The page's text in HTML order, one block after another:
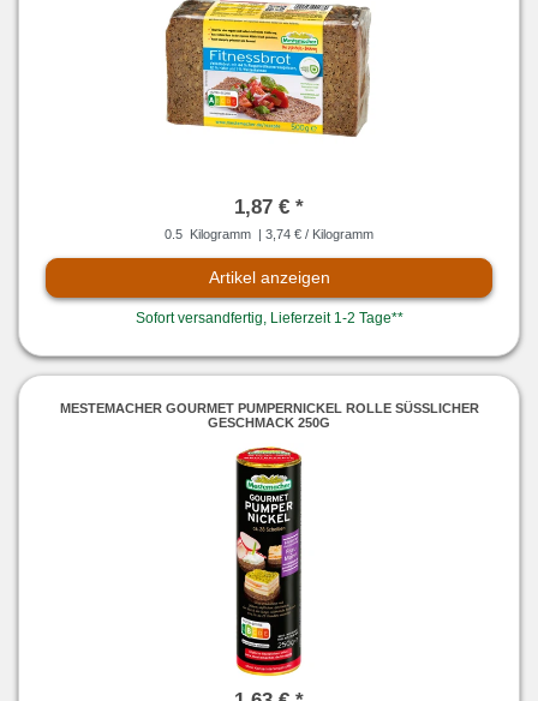
1,87 € *
0.5 Kilogramm | 3,74 € / Kilogramm
Artikel anzeigen
Sofort versandfertig, Lieferzeit 1-2 Tage**
MESTEMACHER GOURMET PUMPERNICKEL ROLLE SÜSSLICHER G
ESCHMACK 250G